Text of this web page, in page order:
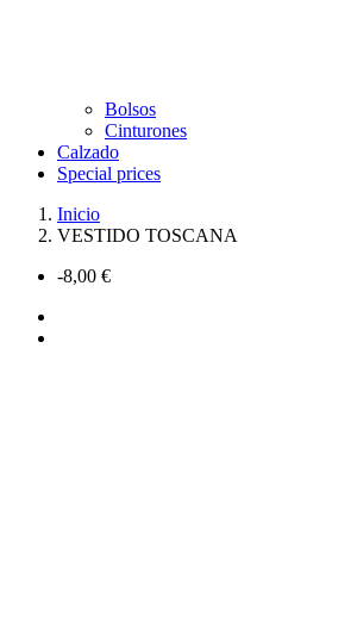
Bolsos
Cinturones
Calzado
Special prices
Inicio
VESTIDO TOSCANA
-8,00 €